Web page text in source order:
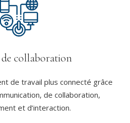
collaboration
de travail plus connecté grâce
de collaboration,
et d’interaction.